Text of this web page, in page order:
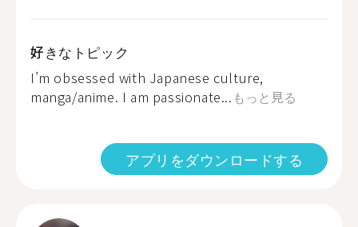
好きなトピック
I’m obsessed with Japanese culture,
manga/anime. I am passionate... もっと見る
アプリをダウンロードする